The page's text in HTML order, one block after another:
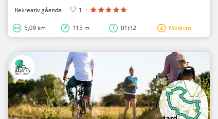
Rekreativ gående · 1 ·
5,09 km 115 m 01t12 Medium